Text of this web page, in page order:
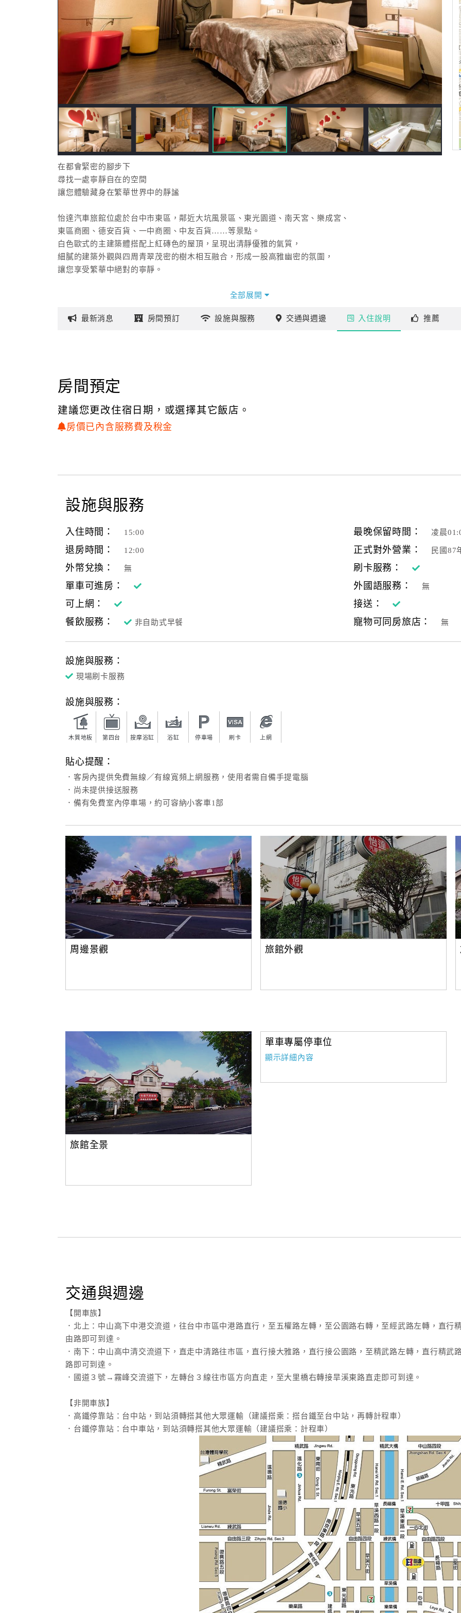
在都會緊密的腳步下
尋找一處寧靜自在的空間
讓您體驗藏身在繁華世界中的靜謐
怡達汽車旅館位處於台中市東區，鄰近大坑風景區、東光園道、南天宮、樂成宮、
東區商圈、德安百貨、一中商圈、中友百貨……等景點。
白色歐式的主建築體搭配上紅磚色的屋頂，呈現出清靜優雅的氣質，
細膩的建築外觀與四周青翠茂密的樹木相互融合，形成一股高雅幽密的氛圍，
讓您享受繁華中絕對的寧靜。
入住怡達您將享受到最親切的招待與最貼心的服務，
各式不同風格的房型，如：低調簡約的風格、淡雅歐式的風格、
質樸恬雅的風格、時尚創意的風格，多樣的房型多采的風貌滿足您不同的需求，
怡達汽車旅館以最誠摯、最熱情的心，歡迎您每次的到訪。
全部展開
最新消息 房間預訂 設施與服務 交通與週邊 入住說明 推薦
房間預定
建議您更改住宿日期，或選擇其它飯店。
房價已內含服務費及稅金
設施與服務
入住時間： 15:00 最晚保留時間： 凌晨
退房時間： 12:00 正式對外營業： 民國87
外幣兌換： 無
刷卡服務：
單車可進房：
外國語服務： 無
可上網：
接送：
餐飲服務：
非自助式早餐 寵物可同房旅店： 無
設施與服務：
現場刷卡服務
設施與服務：
木質地板 第四台 按摩浴缸 浴缸 停車場 刷卡 上網
貼心提醒：
．客房內提供免費無線／有線寬頻上網服務，使用者需自備手提電腦
．尚未提供接送服務
．備有免費室內停車場，約可容納小客車1部
周邊景觀 旅館外觀
旅館全景
單車專屬停車位
顯示詳細內容
交通與週邊
【開車族】
．北上：中山高下中港交流道，往台中市區中港路直行，至五權路左轉，至公園路右轉，至經武路左轉，直
由路即可到達。
．南下：中山高中清交流道下，直走中清路往市區，直行接大雅路，直行接公園路，至精武路左轉，直行精
路即可到達。
．國道３號→霧峰交流道下，左轉台３線往市區方向直走，至大里橋右轉接旱溪東路直走即可到達。
【非開車族】
．高鐵停靠站：台中站，到站須轉搭其他大眾運輸（建議搭乘：搭台鐵至台中站，再轉計程車）
．台鐵停靠站：台中車站，到站須轉搭其他大眾運輸（建議搭乘：計程車）